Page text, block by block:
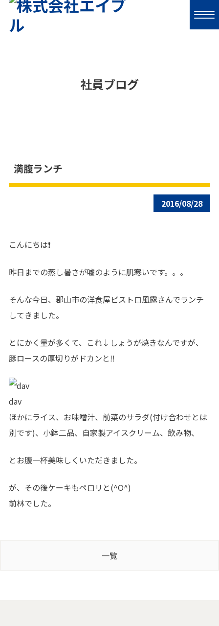
社員ブログ
満腹ランチ
2016/08/28
こんにちは❗
昨日までの蒸し暑さが嘘のように肌寒いです。。。
そんな今日、郡山市の洋食屋ビストロ風露さんでランチ
してきました。
とにかく量が多くて、これ↓しょうが焼きなんですが、
豚ロースの厚切りがドカンと‼
dav
ほかにライス、お味噌汁、前菜のサラダ(付け合わせとは
別です)、小鉢二品、自家製アイスクリーム、飲み物、
とお腹一杯美味しくいただきました。
が、その後ケーキもペロリと(^O^)
前林でした。
一覧